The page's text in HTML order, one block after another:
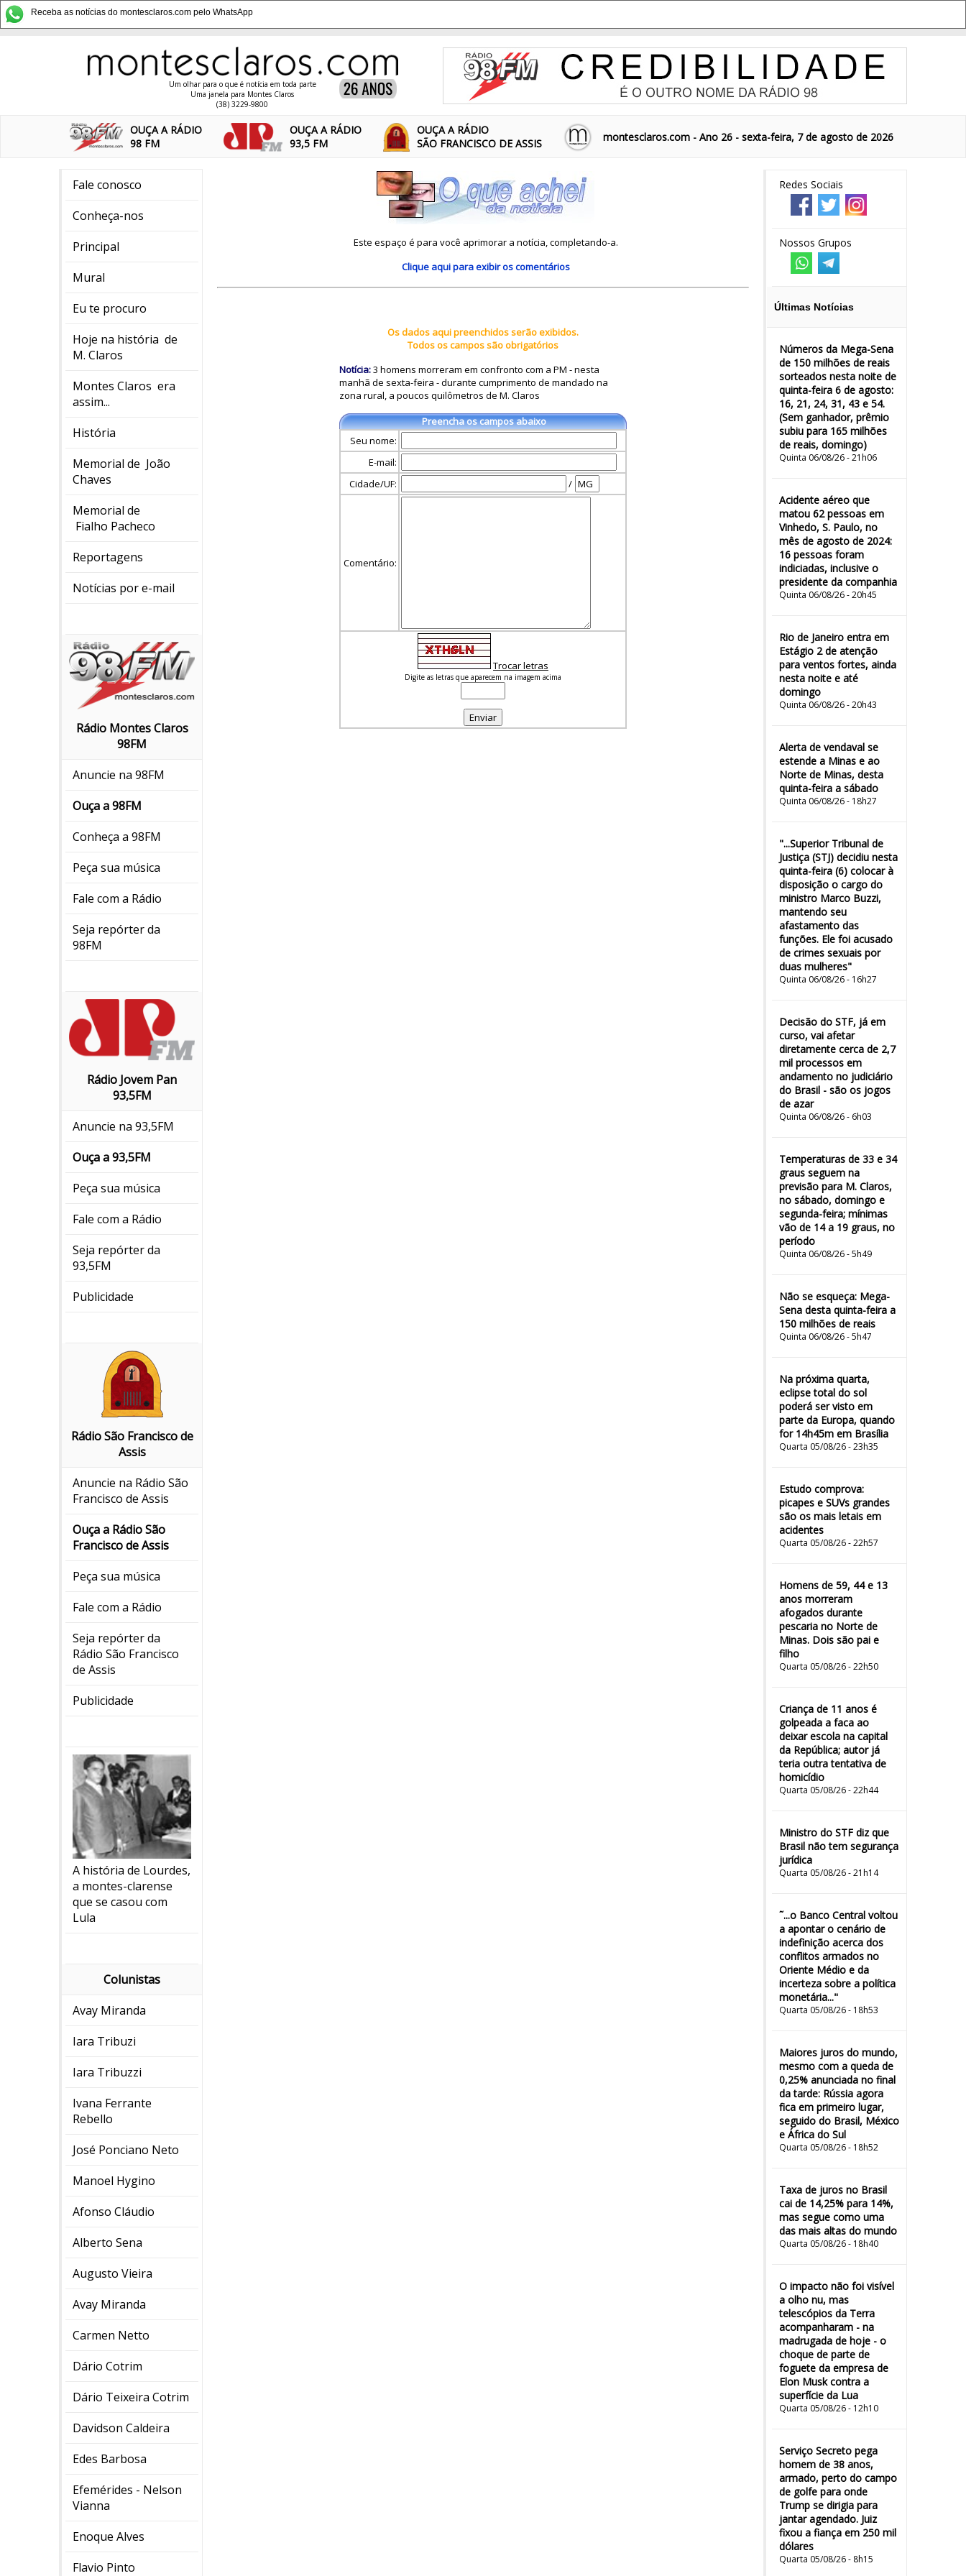
Receba as notícias do montesclaros.com pelo WhatsApp
Um olhar para o que é notícia em toda parte
Uma janela para Montes Claros
(38) 3229-9800
OUÇA A RÁDIO
98 FM
OUÇA A RÁDIO
93,5 FM
OUÇA A RÁDIO
SÃO FRANCISCO DE ASSIS
montesclaros.com - Ano 26 - sexta-feira, 7 de agosto de 2026
Fale conosco
Conheça-nos
Principal
Mural
Eu te procuro
Hoje na história de
M. Claros
Montes Claros era
assim...
História
Memorial de João
Chaves
Memorial de
Fialho Pacheco
Reportagens
Notícias por e-mail
Rádio Montes Claros
98FM
Anuncie na 98FM
Ouça a 98FM
Conheça a 98FM
Peça sua música
Fale com a Rádio
Seja repórter da
98FM
Rádio Jovem Pan
93,5FM
Anuncie na 93,5FM
Ouça a 93,5FM
Peça sua música
Fale com a Rádio
Seja repórter da
93,5FM
Publicidade
Rádio São Francisco de
Assis
Anuncie na Rádio São
Francisco de Assis
Ouça a Rádio São
Francisco de Assis
Peça sua música
Fale com a Rádio
Seja repórter da
Rádio São Francisco
de Assis
Publicidade
A história de Lourdes,
a montes-clarense
que se casou com
Lula
Colunistas
Avay Miranda
Iara Tribuzi
Iara Tribuzzi
Ivana Ferrante
Rebello
José Ponciano Neto
Manoel Hygino
Afonso Cláudio
Alberto Sena
Augusto Vieira
Avay Miranda
Carmen Netto
Dário Cotrim
Dário Teixeira Cotrim
Davidson Caldeira
Edes Barbosa
Efemérides - Nelson
Vianna
Enoque Alves
Flavio Pinto
Redes Sociais
Nossos Grupos
Últimas Notícias
Números da Mega-Sena
de 150 milhões de reais
sorteados nesta noite de
quinta-feira 6 de agosto:
16, 21, 24, 31, 43 e 54.
(Sem ganhador, prêmio
subiu para 165 milhões
de reais, domingo)
Quinta 06/08/26 - 21h06
Acidente aéreo que
matou 62 pessoas em
Vinhedo, S. Paulo, no
mês de agosto de 2024:
16 pessoas foram
indiciadas, inclusive o
presidente da companhia
Quinta 06/08/26 - 20h45
Rio de Janeiro entra em
Estágio 2 de atenção
para ventos fortes, ainda
nesta noite e até
domingo
Quinta 06/08/26 - 20h43
Alerta de vendaval se
estende a Minas e ao
Norte de Minas, desta
quinta-feira a sábado
Quinta 06/08/26 - 18h27
"...Superior Tribunal de
Justiça (STJ) decidiu nesta
quinta-feira (6) colocar à
disposição o cargo do
ministro Marco Buzzi,
mantendo seu
afastamento das
funções. Ele foi acusado
de crimes sexuais por
duas mulheres"
Quinta 06/08/26 - 16h27
Decisão do STF, já em
curso, vai afetar
diretamente cerca de 2,7
mil processos em
andamento no judiciário
do Brasil - são os jogos
de azar
Quinta 06/08/26 - 6h03
Temperaturas de 33 e 34
graus seguem na
previsão para M. Claros,
no sábado, domingo e
segunda-feira; mínimas
vão de 14 a 19 graus, no
período
Quinta 06/08/26 - 5h49
Não se esqueça: Mega-
Sena desta quinta-feira a
150 milhões de reais
Quinta 06/08/26 - 5h47
Na próxima quarta,
eclipse total do sol
poderá ser visto em
parte da Europa, quando
for 14h45m em Brasília
Quarta 05/08/26 - 23h35
Estudo comprova:
picapes e SUVs grandes
são os mais letais em
acidentes
Quarta 05/08/26 - 22h57
Homens de 59, 44 e 13
anos morreram
afogados durante
pescaria no Norte de
Minas. Dois são pai e
filho
Quarta 05/08/26 - 22h50
Criança de 11 anos é
golpeada a faca ao
deixar escola na capital
da República; autor já
teria outra tentativa de
homicídio
Quarta 05/08/26 - 22h44
Ministro do STF diz que
Brasil não tem segurança
jurídica
Quarta 05/08/26 - 21h14
˜...o Banco Central voltou
a apontar o cenário de
indefinição acerca dos
conflitos armados no
Oriente Médio e da
incerteza sobre a política
monetária..."
Quarta 05/08/26 - 18h53
Maiores juros do mundo,
mesmo com a queda de
0,25% anunciada no final
da tarde: Rússia agora
fica em primeiro lugar,
seguido do Brasil, México
e África do Sul
Quarta 05/08/26 - 18h52
Taxa de juros no Brasil
cai de 14,25% para 14%,
mas segue como uma
das mais altas do mundo
Quarta 05/08/26 - 18h40
O impacto não foi visível
a olho nu, mas
telescópios da Terra
acompanharam - na
madrugada de hoje - o
choque de parte de
foguete da empresa de
Elon Musk contra a
superfície da Lua
Quarta 05/08/26 - 12h10
Serviço Secreto pega
homem de 38 anos,
armado, perto do campo
de golfe para onde
Trump se dirigia para
jantar agendado. Juiz
fixou a fiança em 250 mil
dólares
Quarta 05/08/26 - 8h15
Este espaço é para você aprimorar a notícia, completando-a.
Clique aquipara exibir os comentários
Os dados aqui preenchidos serão exibidos.
Todos os campos são obrigatórios
Notícia:3 homens morreram em confronto com a PM - nesta
manhã de sexta-feira - durante cumprimento de mandado na
zona rural, a poucos quilômetros de M. Claros
Preencha os campos abaixo
Seu nome:
E-mail:
Cidade/UF:
/
Comentário:
Trocar letras
Digite as letras que aparecem na imagem acima